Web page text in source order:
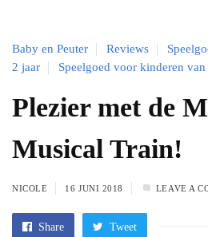
Baby en Peuter Reviews
2 jaar
Speelgoed voor kinderen
Plezier met de
Musical Train!
NICOLE 16 JUNI 2018 LEAVE A
Share Tweet